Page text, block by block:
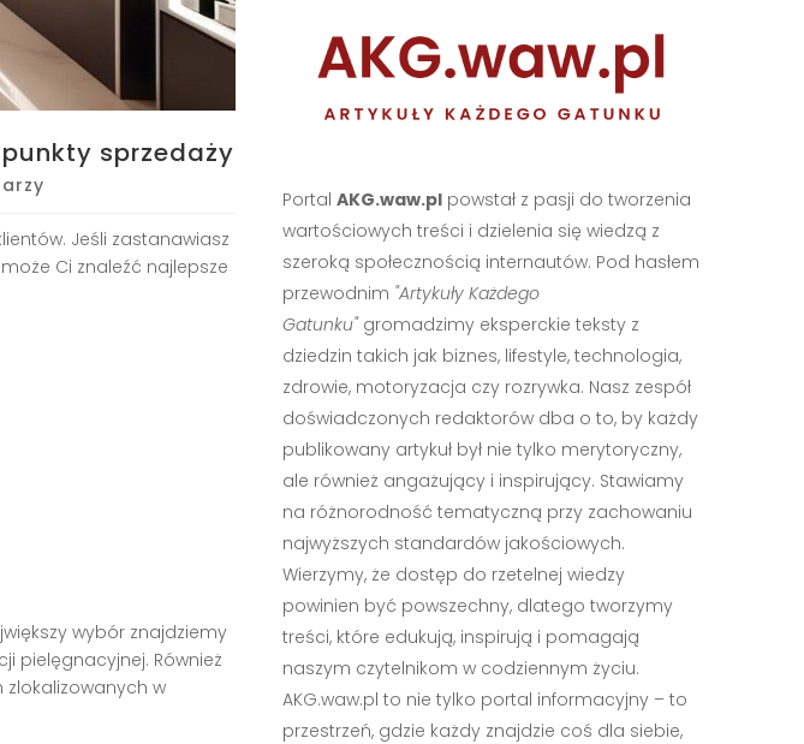
sprzedaży
Jeśli zastanawiasz
Ci znaleźć najlepsze
wybór znajdziemy
pielęgnacyjnej. Również
zlokalizowanych w
Portal AKG.waw.plpowstał z pasji do tworzenia
wartościowych treści i dzielenia się wiedzą z
szeroką społecznością internautów. Pod hasłem
przewodnim "Artykuły Każdego
Gatunku"gromadzimy eksperckie teksty z
dziedzin takich jak biznes, lifestyle, technologia,
zdrowie, motoryzacja czy rozrywka. Nasz zespół
doświadczonych redaktorów dba o to, by każdy
publikowany artykuł był nie tylko merytoryczny,
ale również angażujący i inspirujący. Stawiamy
na różnorodność tematyczną przy zachowaniu
najwyższych standardów jakościowych.
Wierzymy, że dostęp do rzetelnej wiedzy
powinien być powszechny, dlatego tworzymy
treści, które edukują, inspirują i pomagają
naszym czytelnikom w codziennym życiu.
AKG.waw.pl to nie tylko portal informacyjny – to
przestrzeń, gdzie każdy znajdzie coś dla siebie,